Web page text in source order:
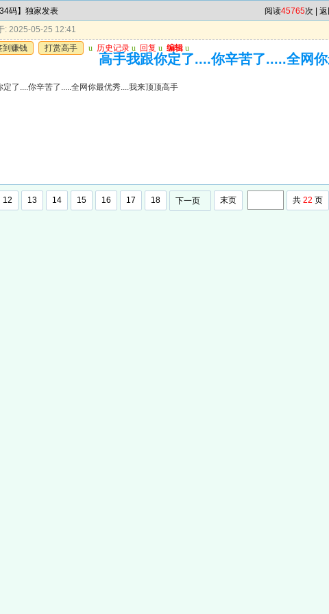
码】独家发表 阅读45765次 |
: 2025-05-25 12:41
到赚钱
打赏高手 u 历史记录 u 回复 u 编辑 u
高手我跟你定了....你辛苦了.....全网
定了....你辛苦了.....全网你最优秀....我来顶顶高手
12 13 14 15 16 17 18 下一页 末页 共 22 页